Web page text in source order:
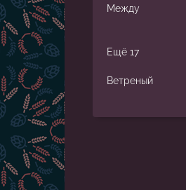
Между
Ещё 17
Ветреный